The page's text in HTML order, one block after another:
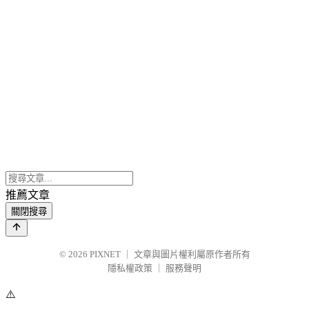
推薦文章
關閉搜尋
© 2026 PIXNET
文章與圖片權利屬原作者所有
隱私權政策
服務聲明
⚠️